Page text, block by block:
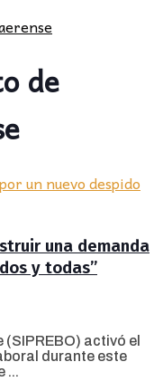
de
una demanda
y todas”
activó el
durante este
...